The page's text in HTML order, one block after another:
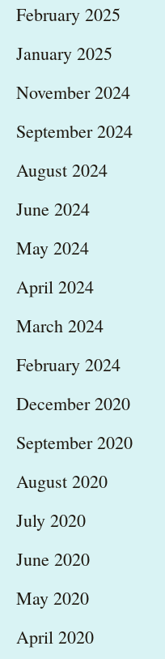
February 2025
January 2025
November 2024
September 2024
August 2024
June 2024
May 2024
April 2024
March 2024
February 2024
December 2020
September 2020
August 2020
July 2020
June 2020
May 2020
April 2020